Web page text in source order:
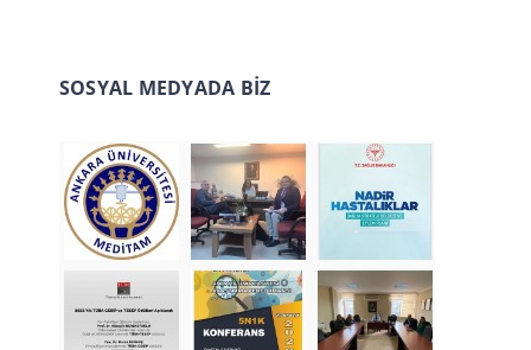
SOSYAL MEDYADA BİZ